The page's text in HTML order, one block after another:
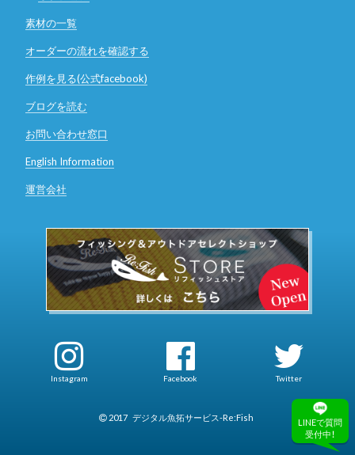
素材の一覧
オーダーの流れを確認する
作例を見る(公式facebook)
ブログを読む
お問い合わせ窓口
English Information
運営会社
Instagram Facebook Twitter
2017 デジタル魚拓サービス-Re:Fish
LINEで質問
受付中！